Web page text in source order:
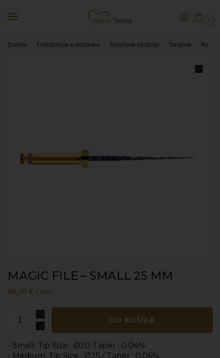
0
Domov Endodoncia a dostavba Koreňové nástroje Strojové Rotačné
MAGIC FILE – SMALL 25 MM
46,00 € s DPH
DO KOŠÍKA
- Small: Tip Size : Ø20 Taper : 0.04%
- Medium: Tip Size : Ø25 / Taper : 0.06%